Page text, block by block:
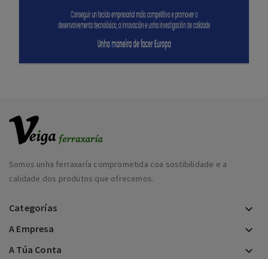
Somos unha ferraxaría comprometida coa sostibilidade e a
calidade dos produtos que ofrecemos.
Categorías 
A Empresa 
A Túa Conta 